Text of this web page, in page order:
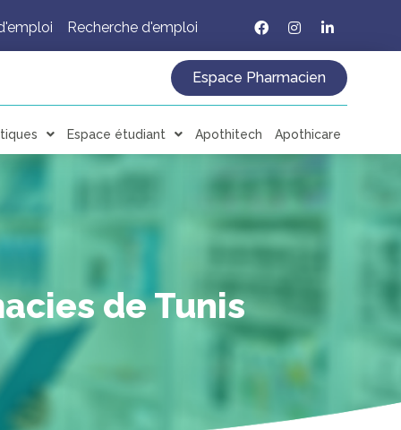
Recherche d'emploi
Espace Pharmacien
Espace étudiant Apothitech Apothicare
de Tunis